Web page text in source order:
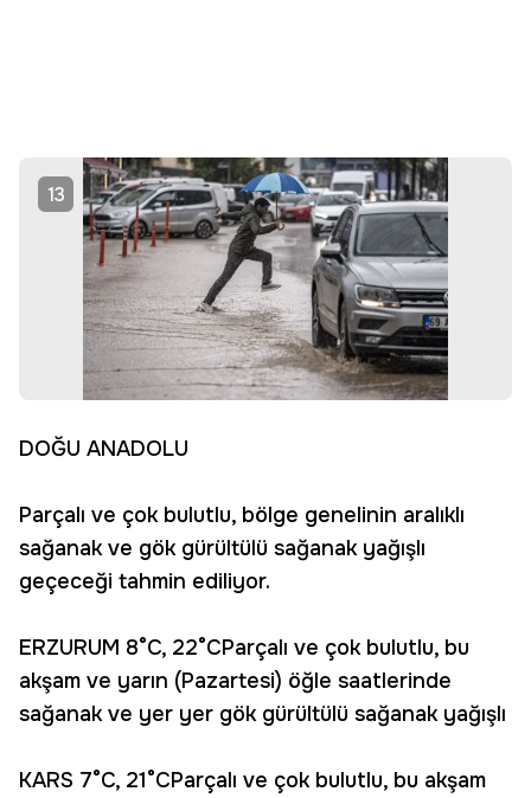
13
DOĞU ANADOLU
Parçalı ve çok bulutlu, bölge genelinin aralıklı
sağanak ve gök gürültülü sağanak yağışlı
geçeceği tahmin ediliyor.
ERZURUM 8°C, 22°CParçalı ve çok bulutlu, bu
akşam ve yarın (Pazartesi) öğle saatlerinde
sağanak ve yer yer gök gürültülü sağanak yağışlı
KARS 7°C, 21°CParçalı ve çok bulutlu, bu akşam